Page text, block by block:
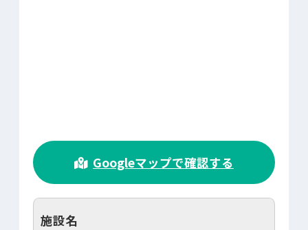
Googleマップで確認する
施設名